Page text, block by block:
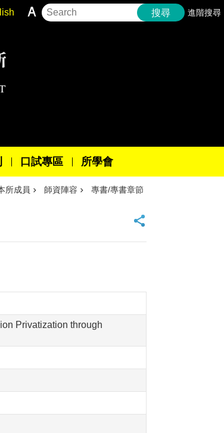
搜尋 進階搜尋
口試專區 所學會
所成員 師資陣容 專書/專書章節
Privatization through